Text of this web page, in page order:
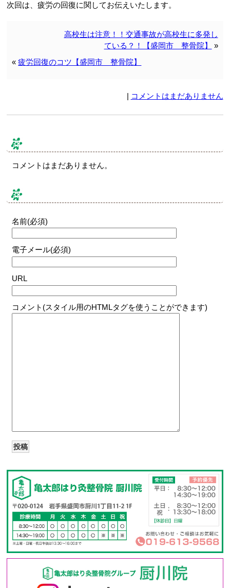
次回は、疲労の回復に関してお伝えいたします。
高校生は注意！！交通事故が高校生に多発し
ている？！【盛岡市 整骨院】
»
«疲労回復のコツ【盛岡市 整骨院】
| コメントはまだありません
コメント & トラックバック
コメントはまだありません。
コメントする
名前(必須)
電子メール(必須)
URL
コメント(スタイル用のHTMLタグを使うことができます)